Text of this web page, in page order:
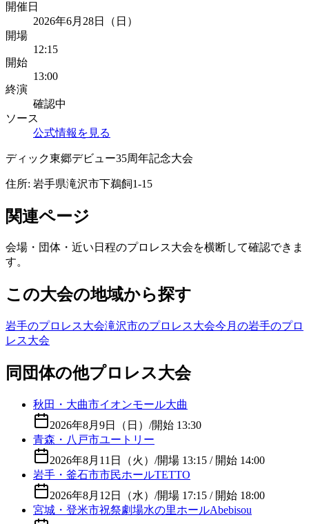
開催日
2026年6月28日（日）
開場
12:15
開始
13:00
終演
確認中
ソース
公式情報を見る
ディック東郷デビュー35周年記念大会
住所: 岩手県滝沢市下鵜飼1-15
関連ページ
会場・団体・近い日程のプロレス大会を横断して確認できま
す。
この大会の地域から探す
岩手のプロレス大会滝沢市のプロレス大会今月の岩手のプロ
レス大会
同団体の他プロレス大会
秋田・大曲市イオンモール大曲
2026年8月9日（日） /開始 13:30
青森・八戸市ユートリー
2026年8月11日（火） /開場 13:15 / 開始 14:00
岩手・釜石市市民ホールTETTO
2026年8月12日（水） /開場 17:15 / 開始 18:00
宮城・登米市祝祭劇場水の里ホールAbebisou